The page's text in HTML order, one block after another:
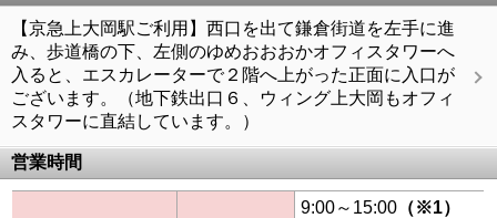
【京急上大岡駅ご利用】西口を出て鎌倉街道を左手に進
み、歩道橋の下、左側のゆめおおおかオフィスタワーへ
入ると、エスカレーターで２階へ上がった正面に入口が
ございます。（地下鉄出口６、ウィング上大岡もオフィ
スタワーに直結しています。）
営業時間
9:00～15:00 （※1）